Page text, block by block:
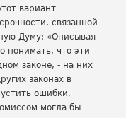
вариант
связанной
Думу: «Описывая
понимать, что эти
законе, - на них
законах в
ошибки,
могла бы